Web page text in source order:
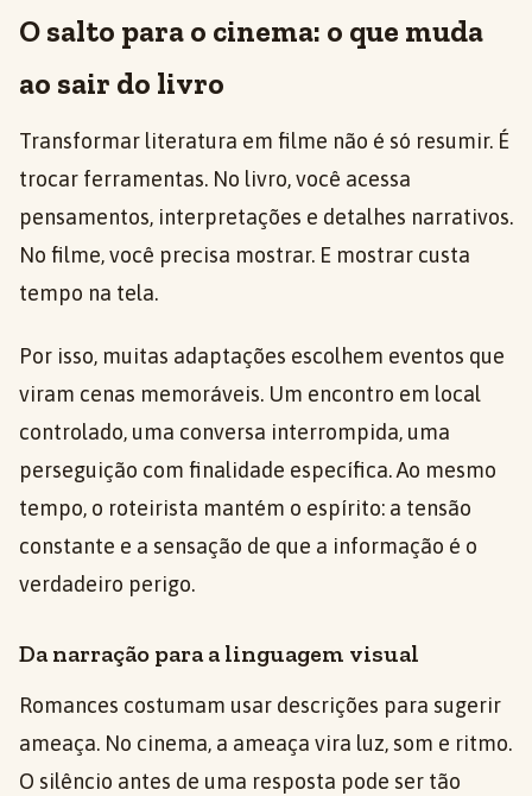
O salto para o cinema: o que muda
ao sair do livro
Transformar literatura em filme não é só resumir. É
trocar ferramentas. No livro, você acessa
pensamentos, interpretações e detalhes narrativos.
No filme, você precisa mostrar. E mostrar custa
tempo na tela.
Por isso, muitas adaptações escolhem eventos que
viram cenas memoráveis. Um encontro em local
controlado, uma conversa interrompida, uma
perseguição com finalidade específica. Ao mesmo
tempo, o roteirista mantém o espírito: a tensão
constante e a sensação de que a informação é o
verdadeiro perigo.
Da narração para a linguagem visual
Romances costumam usar descrições para sugerir
ameaça. No cinema, a ameaça vira luz, som e ritmo.
O silêncio antes de uma resposta pode ser tão